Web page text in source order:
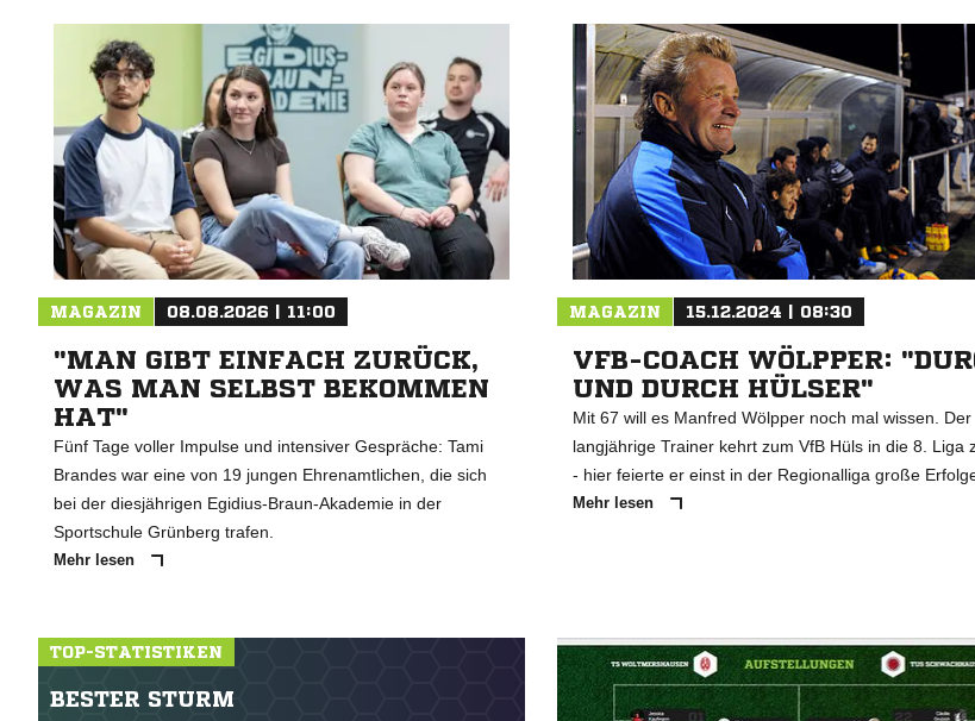
MAGAZIN 08.08.2026 | 11:00
"MAN GIBT EINFACH ZURÜCK,
WAS MAN SELBST BEKOMMEN
HAT"
Fünf Tage voller Impulse und intensiver Gespräche: Tami
Brandes war eine von 19 jungen Ehrenamtlichen, die sich
bei der diesjährigen Egidius-Braun-Akademie in der
Sportschule Grünberg trafen.
Mehr lesen
MAGAZIN 15.12.2024 | 08:30
VFB-COACH WÖLPPER:
UND DURCH HÜLSER"
Mit 67 will es Manfred Wölpper noch mal wissen. Der
langjährige Trainer kehrt zum VfB Hüls in die 8. Liga
- hier feierte er einst in der Regionalliga große
Mehr lesen
TOP-STATISTIKEN
BESTER STURM